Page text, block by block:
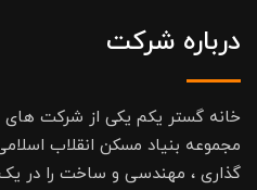
درباره شرکت
خانه گستر یکم یکی از شرکت های
مجموعه بنیاد مسکن انقلاب
گذاری ، مهندسی و ساخت را در یک